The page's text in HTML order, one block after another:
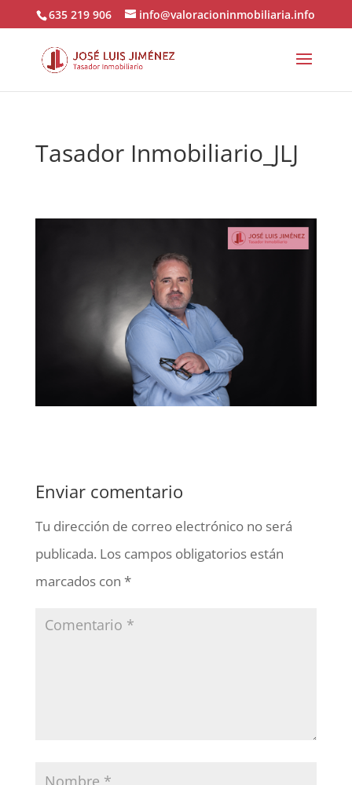
635 219 906 info@valoracioninmobiliaria.info
Tasador Inmobiliario_JLJ
Enviar comentario
Tu dirección de correo electrónico no será
publicada. Los campos obligatorios están
marcados con *